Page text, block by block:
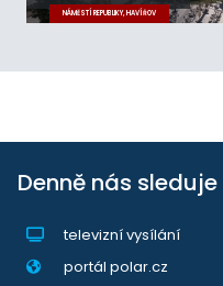
NÁMĚSTÍ REPUBLIKY, HAVÍŘOV
Denně nás sleduje
televizní vysílání
portál polar.cz